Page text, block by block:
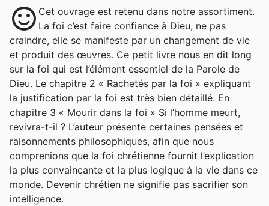
sentiment_satisfied Cet ouvrage est retenu dans notre assortiment.
La foi c’est faire confiance à Dieu, ne pas
craindre, elle se manifeste par un changement de vie
et produit des œuvres. Ce petit livre nous en dit long
sur la foi qui est l’élément essentiel de la Parole de
Dieu. Le chapitre 2 « Rachetés par la foi » expliquant
la justification par la foi est très bien détaillé. En
chapitre 3 « Mourir dans la foi » Si l’homme meurt,
revivra-t-il ? L’auteur présente certaines pensées et
raisonnements philosophiques, afin que nous
comprenions que la foi chrétienne fournit l’explication
la plus convaincante et la plus logique à la vie dans ce
monde. Devenir chrétien ne signifie pas sacrifier son
intelligence.